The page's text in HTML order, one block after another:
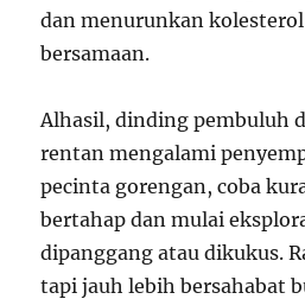
dan menurunkan kolesterol
bersamaan.
Alhasil, dinding pembuluh
rentan mengalami
pecinta gorengan, coba
bertahap dan mulai
dipanggang atau dikukus.
tapi jauh lebih bersahabat